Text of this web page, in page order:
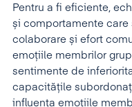
Pentru a fi eficiente,
și comportamente care
colaborare și efort
emoțiile membrilor
sentimente de
capacitățile
influența emoțiile